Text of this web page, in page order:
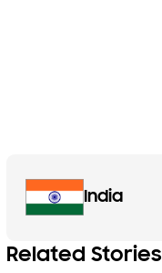
India
Related Stories